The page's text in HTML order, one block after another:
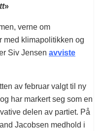
»
verne om
med klimapolitikken og
Siv Jensen avviste
av februar valgt til ny
har markert seg som en
delen av partiet. På
Jacobsen medhold i